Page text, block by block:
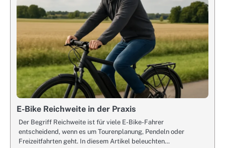
E-Bike Reichweite in der Praxis
Der Begriff Reichweite ist für viele E-Bike-Fahrer
entscheidend, wenn es um Tourenplanung, Pendeln oder
Freizeitfahrten geht. In diesem Artikel beleuchten…